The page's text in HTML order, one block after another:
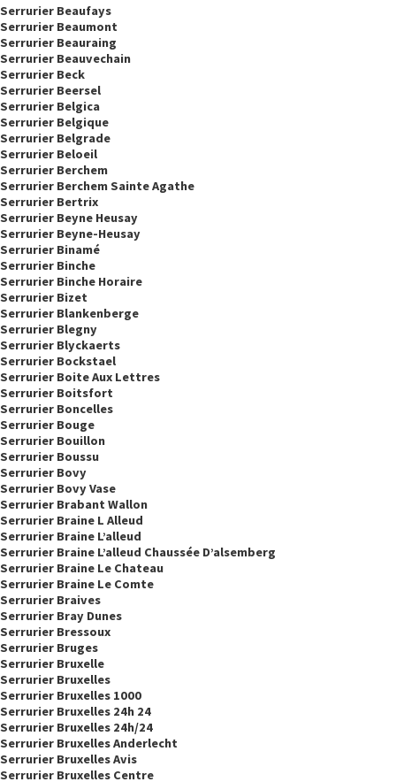
Serrurier Beaufays
Serrurier Beaumont
Serrurier Beauraing
Serrurier Beauvechain
Serrurier Beck
Serrurier Beersel
Serrurier Belgica
Serrurier Belgique
Serrurier Belgrade
Serrurier Beloeil
Serrurier Berchem
Serrurier Berchem Sainte Agathe
Serrurier Bertrix
Serrurier Beyne Heusay
Serrurier Beyne-Heusay
Serrurier Binamé
Serrurier Binche
Serrurier Binche Horaire
Serrurier Bizet
Serrurier Blankenberge
Serrurier Blegny
Serrurier Blyckaerts
Serrurier Bockstael
Serrurier Boite Aux Lettres
Serrurier Boitsfort
Serrurier Boncelles
Serrurier Bouge
Serrurier Bouillon
Serrurier Boussu
Serrurier Bovy
Serrurier Bovy Vase
Serrurier Brabant Wallon
Serrurier Braine L Alleud
Serrurier Braine L’alleud
Serrurier Braine L’alleud Chaussée D’alsemberg
Serrurier Braine Le Chateau
Serrurier Braine Le Comte
Serrurier Braives
Serrurier Bray Dunes
Serrurier Bressoux
Serrurier Bruges
Serrurier Bruxelle
Serrurier Bruxelles
Serrurier Bruxelles 1000
Serrurier Bruxelles 24h 24
Serrurier Bruxelles 24h/24
Serrurier Bruxelles Anderlecht
Serrurier Bruxelles Avis
Serrurier Bruxelles Centre